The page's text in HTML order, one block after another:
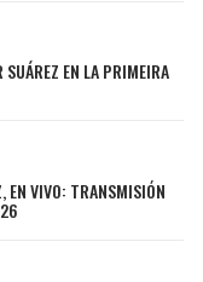
SUÁREZ EN LA PRIMEIRA
EN VIVO: TRANSMISIÓN